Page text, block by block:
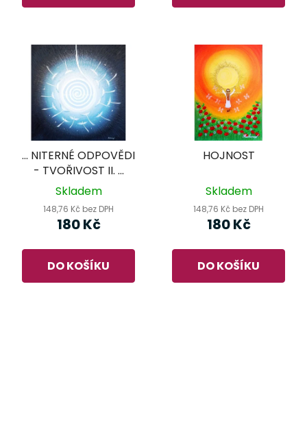
... NITERNÉ ODPOVĚDI
- TVOŘIVOST II. ...
Skladem
148,76 Kč bez DPH
180 Kč
DO KOŠÍKU
HOJNOST
Skladem
148,76 Kč bez DPH
180 Kč
DO KOŠÍKU